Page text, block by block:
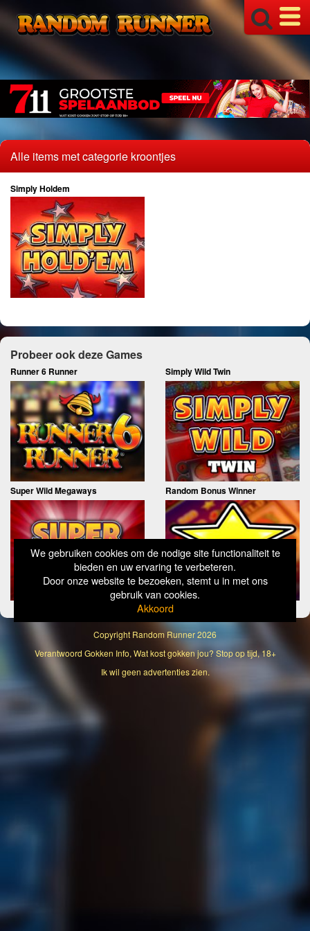
We gebruiken cookies om de nodige site functionaliteit te
bieden en uw ervaring te verbeteren.
Door onze website te bezoeken, stemt u in met ons
gebruik van cookies.
Akkoord
Alle items met categorie kroontjes
Simply Holdem
Probeer ook deze Games
Runner 6 Runner Simply Wild Twin
Super Wild Megaways Random Bonus Winner
Copyright Random Runner2026
Verantwoord Gokken Info, Wat kost gokken jou? Stop op tijd, 18+
Ik wil geen advertenties zien.